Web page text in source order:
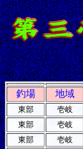
釣場 地域
東部 壱岐
東部
壱岐
東部
壱岐